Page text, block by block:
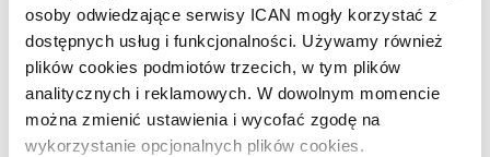
osoby odwiedzające serwisy ICAN mogły korzystać z
dostępnych usług i funkcjonalności. Używamy również
plików cookies podmiotów trzecich, w tym plików
analitycznych i reklamowych. W dowolnym momencie
można zmienić ustawienia i wycofać zgodę na
wykorzystanie opcjonalnych plików cookies.